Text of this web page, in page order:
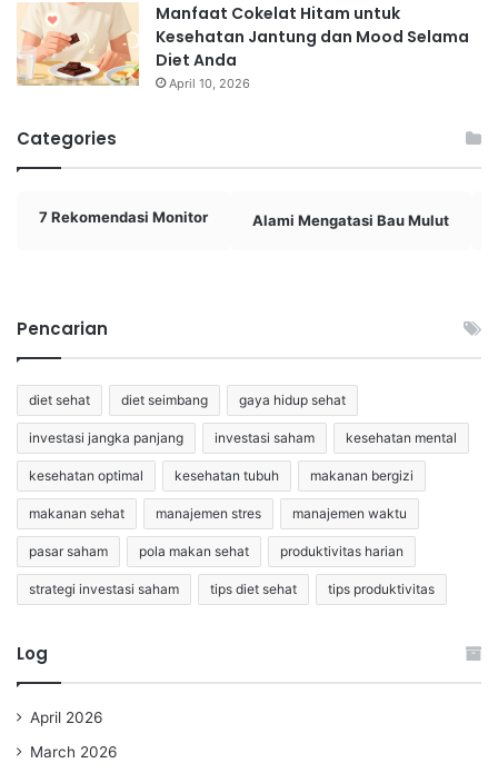
Manfaat Cokelat Hitam untuk
Kesehatan Jantung dan Mood Selama
Diet Anda
April 10, 2026
Categories
7 Rekomendasi Monitor Alami Mengatasi Bau Mulut
Pencarian
diet sehat diet seimbang gaya hidup sehat
investasi jangka panjang investasi saham kesehatan mental
kesehatan optimal kesehatan tubuh makanan bergizi
makanan sehat manajemen stres manajemen waktu
pasar saham pola makan sehat produktivitas harian
strategi investasi saham tips diet sehat tips produktivitas
Log
April 2026
March 2026